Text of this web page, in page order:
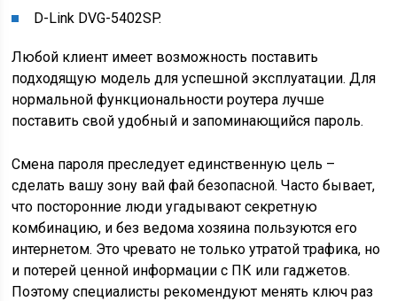
D-Link DVG-5402SP.
Любой клиент имеет возможность поставить
подходящую модель для успешной эксплуатации. Для
нормальной функциональности роутера лучше
поставить свой удобный и запоминающийся пароль.
Смена пароля преследует единственную цель –
сделать вашу зону вай фай безопасной. Часто бывает,
что посторонние люди угадывают секретную
комбинацию, и без ведома хозяина пользуются его
интернетом. Это чревато не только утратой трафика, но
и потерей ценной информации с ПК или гаджетов.
Поэтому специалисты рекомендуют менять ключ раз